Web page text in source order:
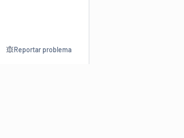
Reportar problema